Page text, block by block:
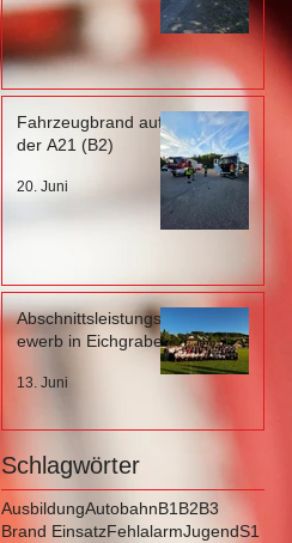
Fahrzeugbrand auf
der A21 (B2)
20. Juni
Abschnittsleistungsb
ewerb in Eichgraben
13. Juni
Schlagwörter
AusbildungAutobahnB1 B2B3
Brand EinsatzFehlalarmJugendS1